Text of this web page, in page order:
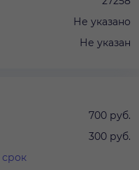
Не указано
Не указан
700 руб.
300 руб.
срок